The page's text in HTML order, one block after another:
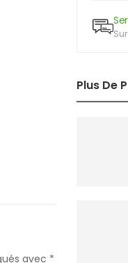
Plus De
avec *